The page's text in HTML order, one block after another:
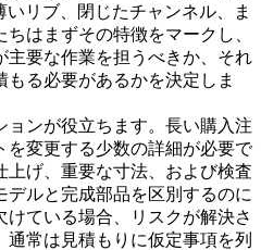
いリブ、閉じたチャンネル、ま
はまずその特徴をマークし、
主要な作業を担うべきか、それ
る必要があるかを決定しま
ョンが役立ちます。長い購入注
を変更する少数の詳細が必要で
げ、重要な寸法、および検査
ルと完成部品を区別するのに
ている場合、リスクが解決さ
常は見積もりに仮定事項を列